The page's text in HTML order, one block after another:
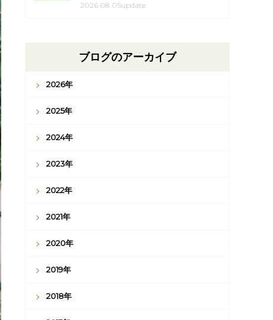
2026.08.05update
ブログのアーカイブ
2026年
2025年
2024年
2023年
2022年
2021年
2020年
2019年
2018年